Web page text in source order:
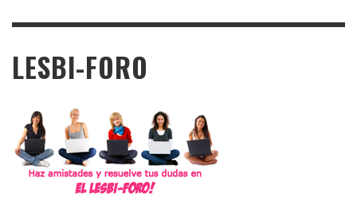
LESBI-FORO